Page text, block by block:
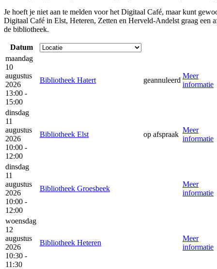
Je hoeft je niet aan te melden voor het Digitaal Café, maar kunt
Digitaal Café in Elst, Heteren, Zetten en Herveld-Andelst graag een
de bibliotheek.
Datum
maandag
10
augustus
2026
13:00 -
15:00
Bibliotheek Hatert geannuleerd
Meer
informatie
dinsdag
11
augustus
2026
10:00 -
12:00
Bibliotheek Elst op afspraak
Meer
informatie
dinsdag
11
augustus
2026
10:00 -
12:00
Bibliotheek Groesbeek
Meer
informatie
woensdag
12
augustus
2026
10:30 -
11:30
Bibliotheek Heteren
Meer
informatie